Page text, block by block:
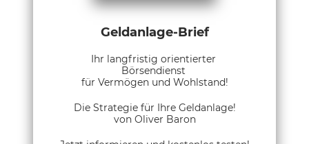
Geldanlage-Brief
Ihr langfristig orientierter
Börsendienst
für Vermögen und Wohlstand!
Die Strategie für Ihre Geldanlage!
von Oliver Baron